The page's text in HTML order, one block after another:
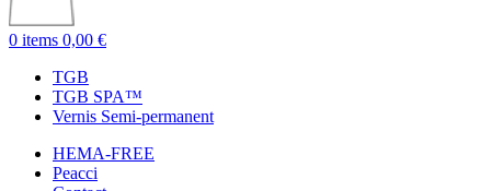
0 items 0,00 €
TGB
TGB SPA™
Vernis Semi-permanent
HEMA-FREE
Peacci